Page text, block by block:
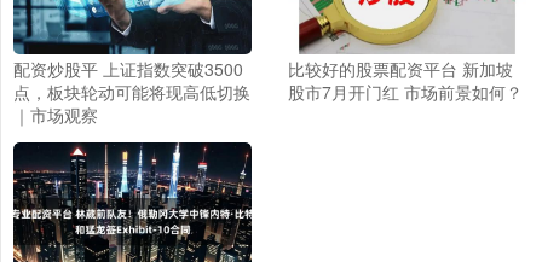
配资炒股平 上证指数突破3500
点，板块轮动可能将现高低切换
｜市场观察
比较好的股票配资平台 新加坡
股市7月开门红 市场前景如何？